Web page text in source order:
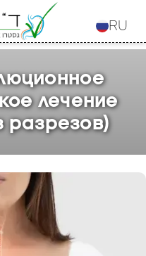
RU
лечение
разрезов)